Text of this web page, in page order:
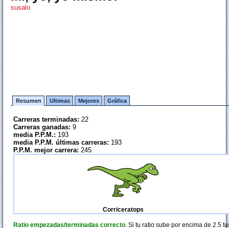
susalo
Resumen Ultimas Mejores Gráfica
Carreras terminadas: 22
Carreras ganadas: 9
media P.P.M.: 193
media P.P.M. últimas carreras: 193
P.P.M. mejor carrera: 245
Corriceratops
Ratio empezadas/terminadas correcto. Si tu ratio sube por encima de 2.5